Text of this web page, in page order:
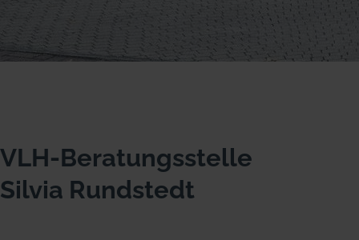
VLH-Beratungsstelle
Silvia Rundstedt